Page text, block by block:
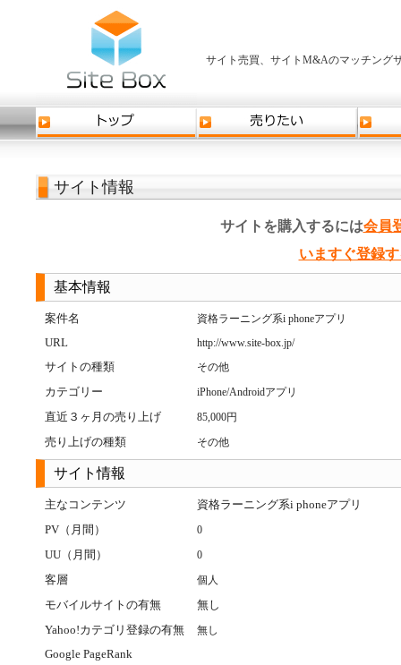
サイト売買、サイトM&Aのマッチング
サイト情報
サイトを購入するには会員
いますぐ登録
基本情報
案件名 資格ラーニング系i phoneアプリ
URL http://www.site-box.jp/
サイトの種類 その他
カテゴリー iPhone/Androidアプリ
直近３ヶ月の売り上げ 85,000円
売り上げの種類 その他
サイト情報
主なコンテンツ
資格ラーニング系i phoneアプリ
PV（月間）
0
UU（月間） 0
客層 個人
モバイルサイトの有無
無し
Yahoo!カテゴリ登録の有無
無し
Google PageRank